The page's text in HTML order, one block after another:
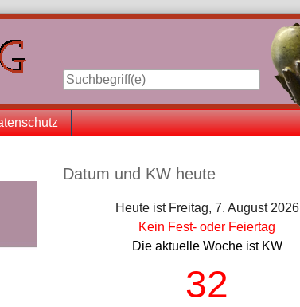
Seitenleiste
Datum und KW heute
Heute ist Freitag, 7. August 2026
Kein Fest- oder Feiertag
Die aktuelle Woche ist KW
32